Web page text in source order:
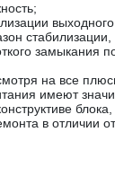
стабилизации,
замыкания
на все
имеют
в отличии